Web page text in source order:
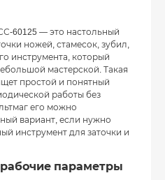
60125 — это настольный
ножей, стамесок, зубил,
инструмента, который
мастерской. Такая
простой и понятный
работы без
его можно
вариант, если нужно
инструмент для заточки и
параметры